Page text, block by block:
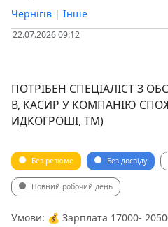
Чернігів | Інше
22.07.2026 09:12
ПОТРІБЕН СПЕЦІАЛІСТ З
В, КАСИР У КОМПАНІЮ
ИДКОГРОШІ, ТМ)
Без резюме Без досвіду
Повний робочий день
Умови: 💰 Зарплата 17000-